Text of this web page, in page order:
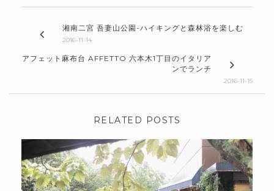
湘南二宮 吾妻山公園-ハイキングと森林浴を楽しむ
2016-11-14
アフェット麻布台 AFFETTO 六本木1丁目のイタリア
ンでランチ
2016-11-15
RELATED POSTS